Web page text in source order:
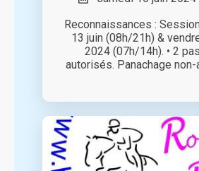
Reconnaissances :
13 juin (08h/21h) &
2024 (07h/14h). • 2
autorisés. Panachage non-